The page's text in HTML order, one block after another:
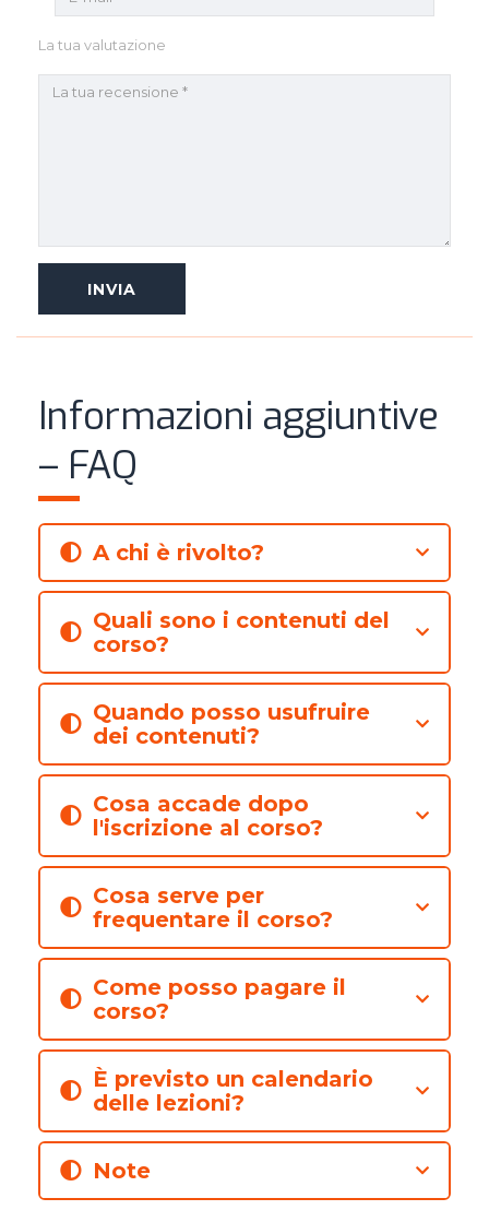
La tua valutazione
Informazioni aggiuntive
– FAQ
A chi è rivolto?
Quali sono i contenuti del
corso?
Quando posso usufruire
dei contenuti?
Cosa accade dopo
l'iscrizione al corso?
Cosa serve per
frequentare il corso?
Come posso pagare il
corso?
È previsto un calendario
delle lezioni?
Note